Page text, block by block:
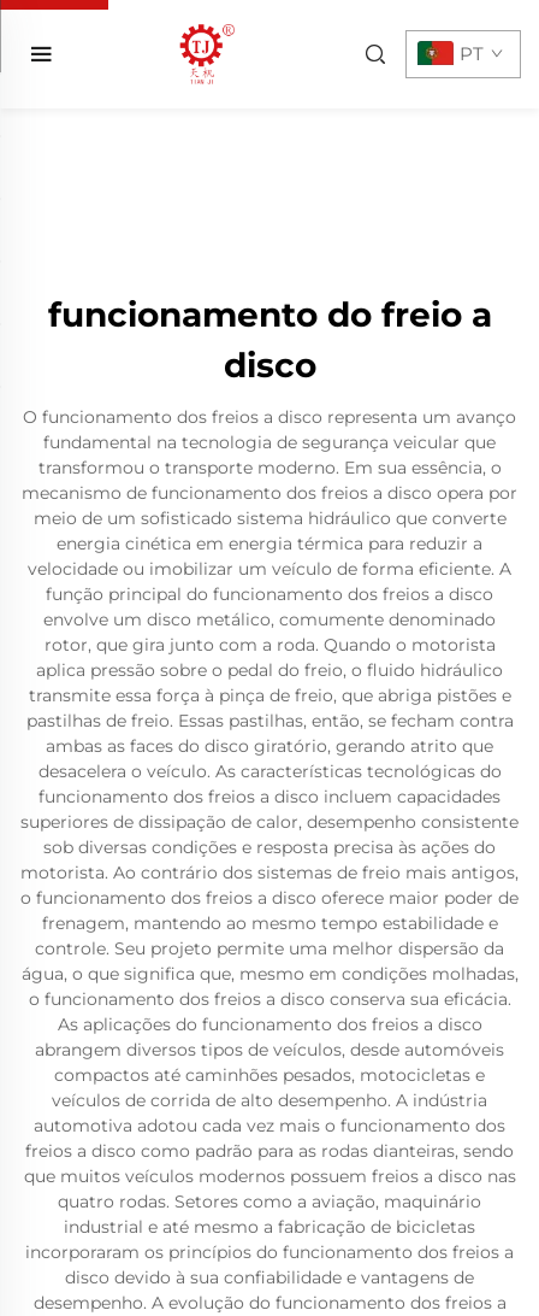
PT
funcionamento do freio a
disco
O funcionamento dos freios a disco representa um avanço
fundamental na tecnologia de segurança veicular que
transformou o transporte moderno. Em sua essência, o
mecanismo de funcionamento dos freios a disco opera por
meio de um sofisticado sistema hidráulico que converte
energia cinética em energia térmica para reduzir a
velocidade ou imobilizar um veículo de forma eficiente. A
função principal do funcionamento dos freios a disco
envolve um disco metálico, comumente denominado
rotor, que gira junto com a roda. Quando o motorista
aplica pressão sobre o pedal do freio, o fluido hidráulico
transmite essa força à pinça de freio, que abriga pistões e
pastilhas de freio. Essas pastilhas, então, se fecham contra
ambas as faces do disco giratório, gerando atrito que
desacelera o veículo. As características tecnológicas do
funcionamento dos freios a disco incluem capacidades
superiores de dissipação de calor, desempenho consistente
sob diversas condições e resposta precisa às ações do
motorista. Ao contrário dos sistemas de freio mais antigos,
o funcionamento dos freios a disco oferece maior poder de
frenagem, mantendo ao mesmo tempo estabilidade e
controle. Seu projeto permite uma melhor dispersão da
água, o que significa que, mesmo em condições molhadas,
o funcionamento dos freios a disco conserva sua eficácia.
As aplicações do funcionamento dos freios a disco
abrangem diversos tipos de veículos, desde automóveis
compactos até caminhões pesados, motocicletas e
veículos de corrida de alto desempenho. A indústria
automotiva adotou cada vez mais o funcionamento dos
freios a disco como padrão para as rodas dianteiras, sendo
que muitos veículos modernos possuem freios a disco nas
quatro rodas. Setores como a aviação, maquinário
industrial e até mesmo a fabricação de bicicletas
incorporaram os princípios do funcionamento dos freios a
disco devido à sua confiabilidade e vantagens de
desempenho. A evolução do funcionamento dos freios a